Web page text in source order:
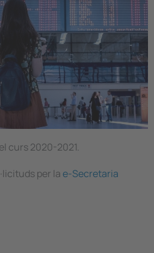
curs 2020-2021.
per lae-Secretaria